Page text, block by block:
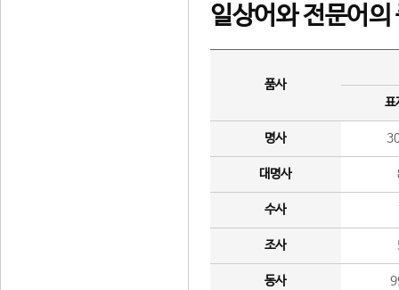
일상어와 전문어의
품사
표
명사
대명사
수사
조사
동사